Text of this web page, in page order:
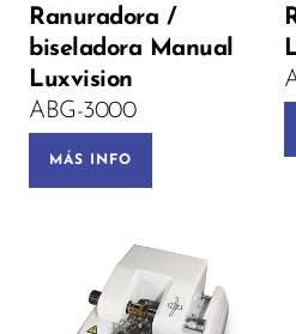
Ranuradora /
biseladora Manual
Luxvision
ABG-3000
MÁS INFO